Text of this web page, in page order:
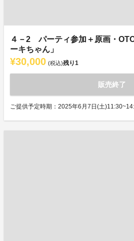
４－2 パーティ参加＋原画・
ーキちゃん」
¥30,000 (税込)残り1
販売終了
ご提供予定時期：2025年6月7日(土